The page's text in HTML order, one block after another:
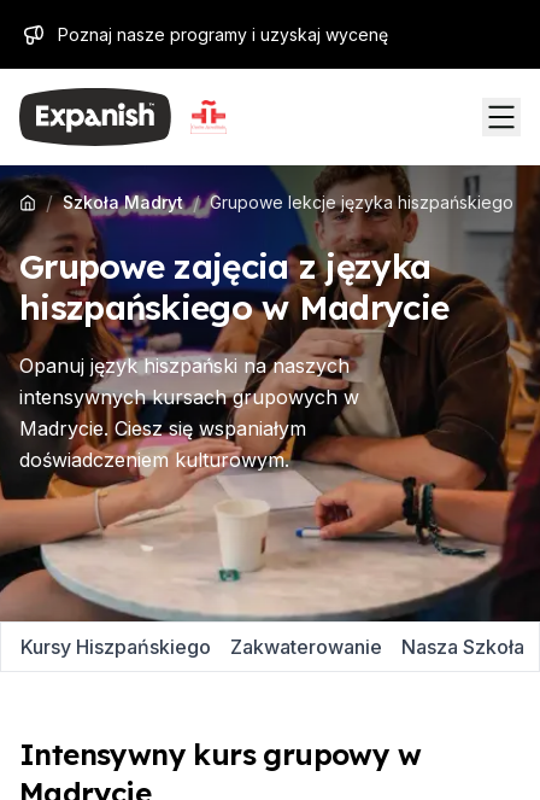
Poznaj nasze programy i uzyskaj wycenę
/ Szkoła Madryt / Grupowe lekcje języka hiszpańskiego
Grupowe zajęcia z języka
hiszpańskiego w Madrycie
Opanuj język hiszpański na naszych
intensywnych kursach grupowych w
Madrycie. Ciesz się wspaniałym
doświadczeniem kulturowym.
Kursy Hiszpańskiego Zakwaterowanie Nasza Szkoła
Intensywny kurs grupowy w
Madrycie